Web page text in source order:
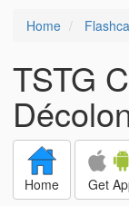
Home
TSTG
Home Get